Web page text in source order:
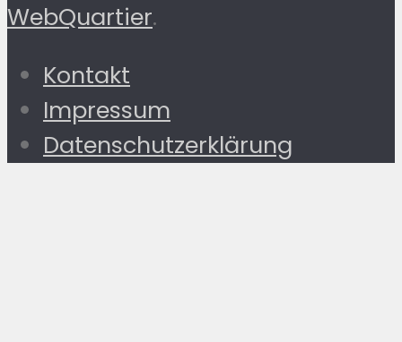
WebQuartier.
Kontakt
Impressum
Datenschutzerklärung